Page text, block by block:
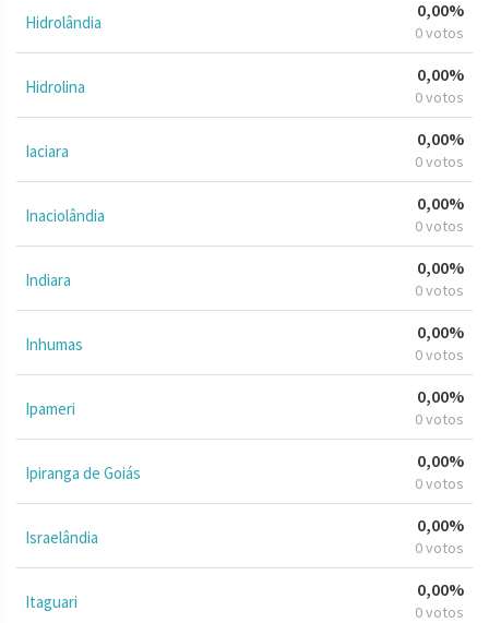
Hidrolândia
0,00%
0 votos
Hidrolina
0,00%
0 votos
Iaciara
0,00%
0 votos
Inaciolândia
0,00%
0 votos
Indiara
0,00%
0 votos
Inhumas
0,00%
0 votos
Ipameri
0,00%
0 votos
Ipiranga de Goiás
0,00%
0 votos
Israelândia
0,00%
0 votos
Itaguari
0,00%
0 votos